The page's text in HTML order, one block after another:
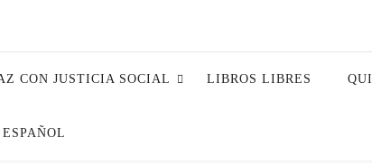
CON JUSTICIA SOCIAL LIBROS LIBRES
ESPAÑOL